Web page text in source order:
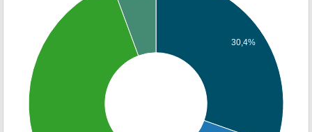
30,4%